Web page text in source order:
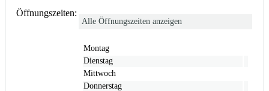
Öffnungszeiten:
Alle Öffnungszeiten anzeigen
Montag
Dienstag
Mittwoch
Donnerstag